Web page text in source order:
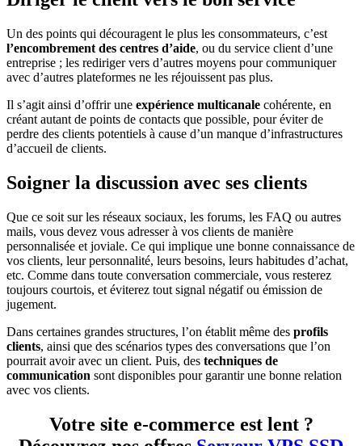
Un des points qui découragent le plus les consommateurs, c’est
l’encombrement des centres d’aide, ou du service client d’une
entreprise ; les rediriger vers d’autres moyens pour communiquer
avec d’autres plateformes ne les réjouissent pas plus.
Il s’agit ainsi d’offrir une expérience multicanale cohérente, en
créant autant de points de contacts que possible, pour éviter de
perdre des clients potentiels à cause d’un manque d’infrastructures
d’accueil de clients.
Soigner la discussion avec ses clients
Que ce soit sur les réseaux sociaux, les forums, les FAQ ou autres
mails, vous devez vous adresser à vos clients de manière
personnalisée et joviale. Ce qui implique une bonne connaissance de
vos clients, leur personnalité, leurs besoins, leurs habitudes d’achat,
etc. Comme dans toute conversation commerciale, vous resterez
toujours courtois, et éviterez tout signal négatif ou émission de
jugement.
Dans certaines grandes structures, l’on établit même des profils
clients, ainsi que des scénarios types des conversations que l’on
pourrait avoir avec un client. Puis, des techniques de
communication sont disponibles pour garantir une bonne relation
avec vos clients.
Votre site e-commerce est lent ?